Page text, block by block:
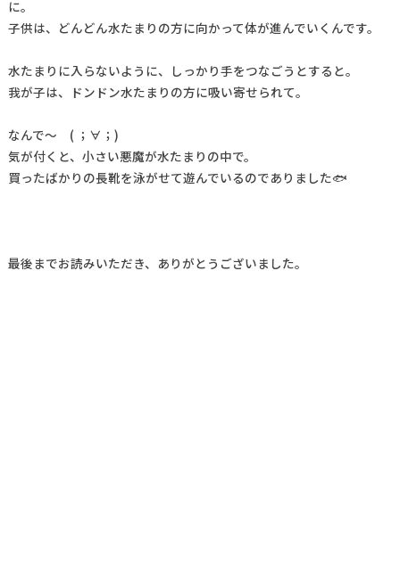
に。
子供は、どんどん水たまりの方に向かって体が進んでいくんです。
水たまりに入らないように、しっかり手をつなごうとすると。
我が子は、ドンドン水たまりの方に吸い寄せられて。
なんで～ ( ；∀；)
気が付くと、小さい悪魔が水たまりの中で。
買ったばかりの長靴を泳がせて遊んでいるのでありました🐟
最後までお読みいただき、ありがとうございました。